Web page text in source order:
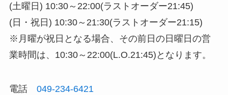
(土曜日) 10:30～22:00(ラストオーダー21:45)
(日・祝日) 10:30～21:30(ラストオーダー21:15)
※月曜が祝日となる場合、その前日の日曜日の営
業時間は、10:30～22:00(L.O.21:45)となります。
電話 049-234-6421